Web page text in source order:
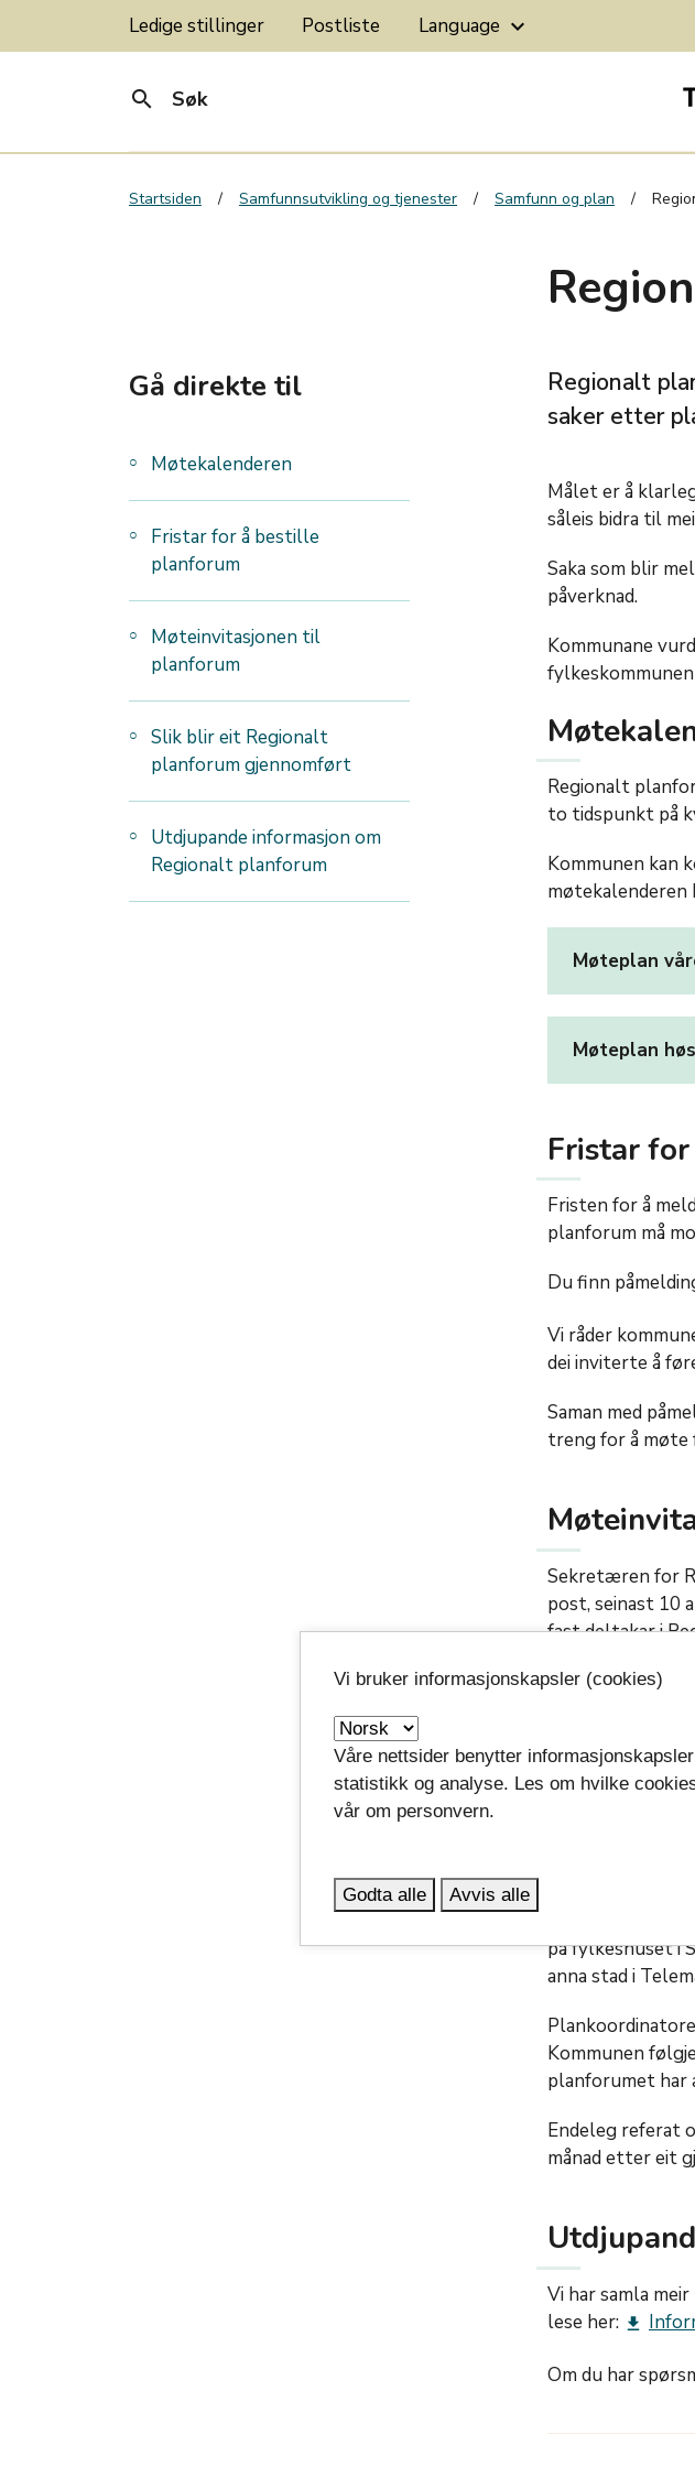
Ledige stillinger Postliste Language keyboard_arrow_down
search Søk
Startsiden Samfunnsutvikling og tjenester Samfunn og plan
Gå direkte til
Møtekalenderen
Fristar for å bestille
planforum
Møteinvitasjonen til
planforum
Slik blir eit Regionalt
planforum gjennomført
Utdjupande informasjon om
Regionalt planforum
Regionalt
saker etter
Målet er å
såleis bidra til
Saka som blir
påverknad.
Kommunane
Regionalt
to tidspunkt på
Kommunen kan
møtekalenderen
Møteplan
Møteplan
Fristar
Fristen for å
planforum må
Du finn
Vi råder
dei inviterte å
Saman med
treng for å møte
Sekretæren for
post, seinast 10
fast deltakar i
Dei offentlege
Kommunen har
og konsulentar
Slik blir
Møta blir i
på fylkeshuset i
anna stad i
Kommunen
planforumet har
Endeleg referat
månad etter eit
Vi har samla
lese her: get_app
Om du har
Vi bruker informasjonskapsler (cookies)
Våre nettsider benytter
statistikk og analyse. Les om hvilke
vår om personvern.
Godta alle Avvis alle